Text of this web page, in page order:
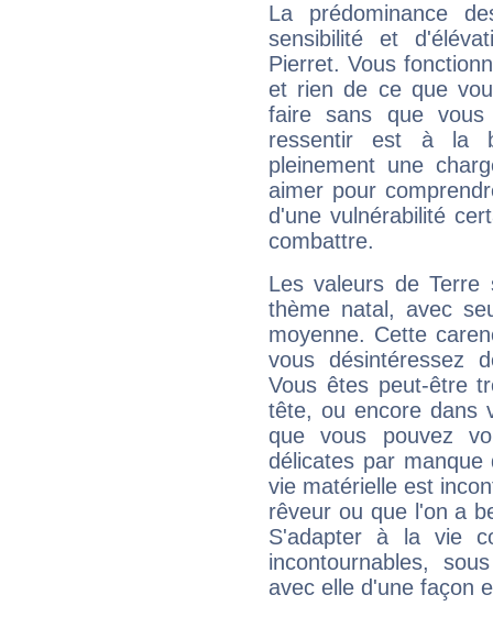
La prédominance
sensibilité et
Pierret. Vous
et rien de ce que
faire sans que
ressentir est à la
pleinement une
aimer pour
d'une vulnérabilité
combattre.
Les valeurs de Terre
thème natal, avec
moyenne. Cette
vous désintéressez
Vous êtes peut-être
tête, ou encore dans
que vous pouvez
délicates par
vie matérielle est
rêveur ou que l'on a
S'adapter à la vie
incontournables,
avec elle d'une façon